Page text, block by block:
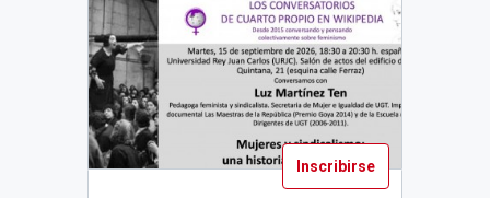
Inscribirse